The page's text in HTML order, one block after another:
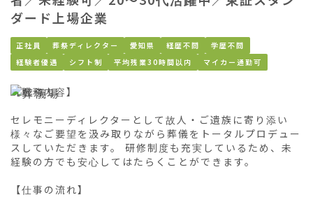
ダード上場企業
正社員 葬祭ディレクター 愛知県 経歴不問
学歴不問
経験者優遇
シフト制 平均残業30時間以内 マイカー通勤可
【職務内容】
セレモニーディレクターとして故人・ご遺族に寄り添い
様々なご要望を汲み取りながら葬儀をトータルプロデュー
スしていただきます。 研修制度も充実しているため、未
経験の方でも安心してはたらくことができます。
【仕事の流れ】